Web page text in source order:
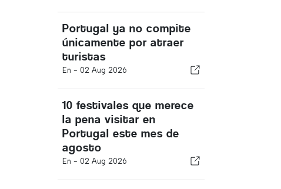
Portugal ya no compite
únicamente por atraer
turistas
En - 02 Aug 2026
10 festivales que merece
la pena visitar en
Portugal este mes de
agosto
En - 02 Aug 2026